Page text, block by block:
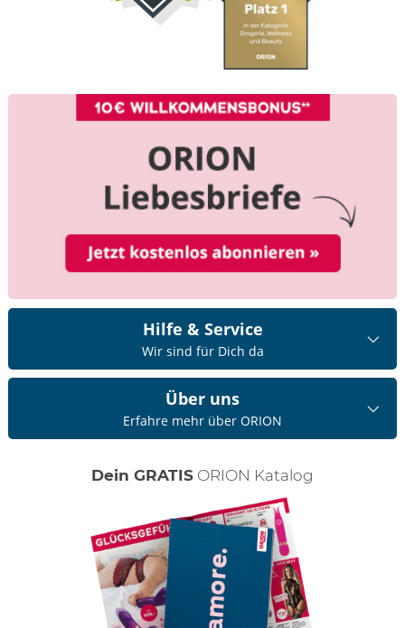
Hilfe & Service
Wir sind für Dich da
Über uns
Erfahre mehr über ORION
Dein GRATIS ORION Katalog